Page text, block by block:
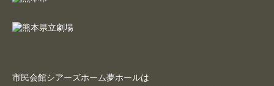
市民会館シアーズホーム夢ホールは
大会議室（小ホール）